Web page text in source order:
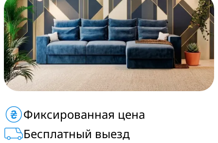
Киевской области
Фиксированная цена
Бесплатный выезд